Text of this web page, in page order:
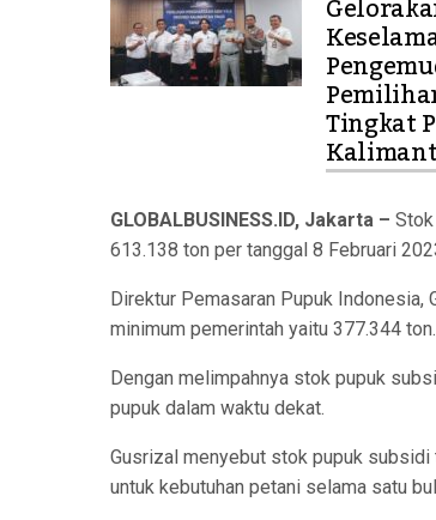
Tingkat
GLOBALBUSINESS.ID, Jakarta –
613.138 ton per tanggal 8 Februari
Direktur Pemasaran Pupuk
minimum pemerintah yaitu 377.344 ton.
Dengan melimpahnya stok pupuk
pupuk dalam waktu dekat.
Gusrizal menyebut stok pupuk
untuk kebutuhan petani selama satu